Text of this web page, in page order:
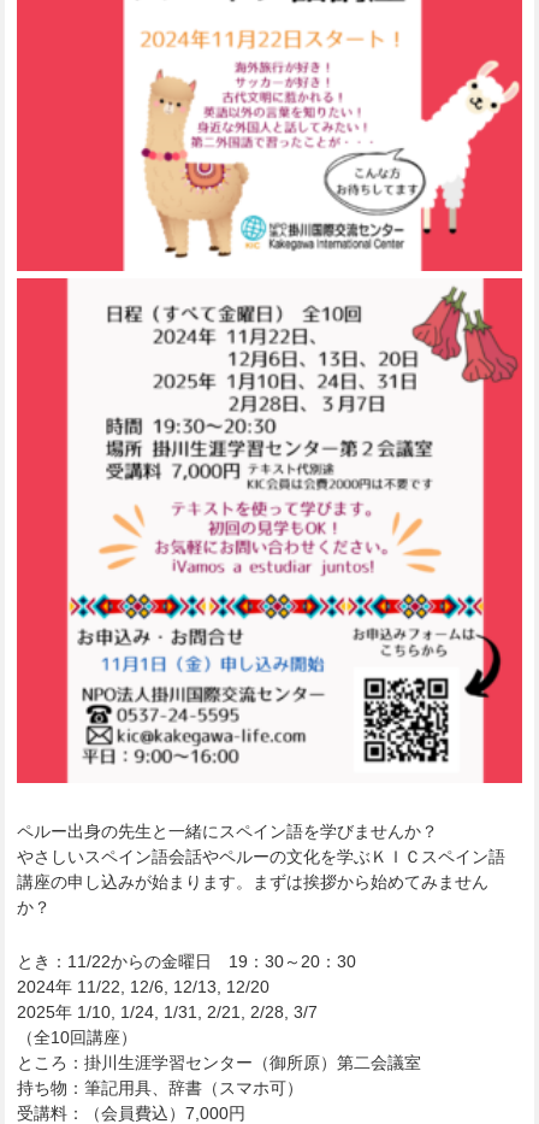
ペルー出身の先生と一緒にスペイン語を学びませんか？
やさしいスペイン語会話やペルーの文化を学ぶＫＩＣスペイン語
講座の申し込みが始まります。まずは挨拶から始めてみません
か？
とき：11/22からの金曜日 19：30～20：30
2024年 11/22, 12/6, 12/13, 12/20
2025年 1/10, 1/24, 1/31, 2/21, 2/28, 3/7
（全10回講座）
ところ：掛川生涯学習センター（御所原）第二会議室
持ち物：筆記用具、辞書（スマホ可）
受講料：（会員費込）7,000円